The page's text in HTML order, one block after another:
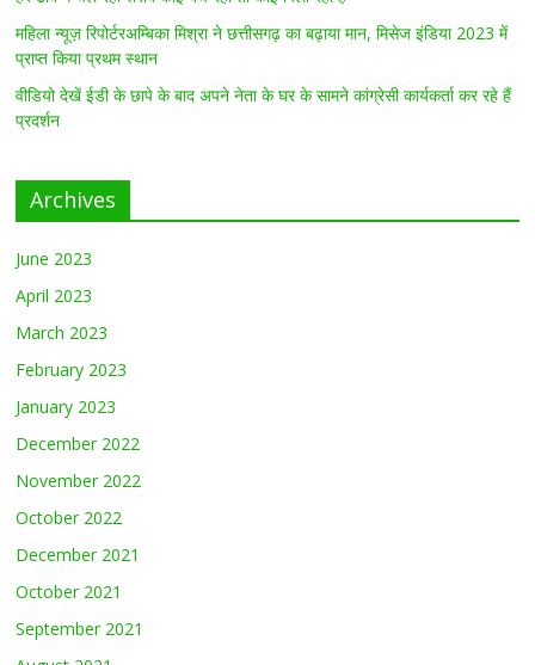
महिला न्यूज़ रिपोर्टरअम्बिका मिश्रा ने छत्तीसगढ़ का बढ़ाया मान, मिसेज इंडिया 2023 में
प्राप्त किया प्रथम स्थान
वीडियो देखें ईडी के छापे के बाद अपने नेता के घर के सामने कांग्रेसी कार्यकर्ता कर रहे हैं
प्रदर्शन
Archives
June 2023
April 2023
March 2023
February 2023
January 2023
December 2022
November 2022
October 2022
December 2021
October 2021
September 2021